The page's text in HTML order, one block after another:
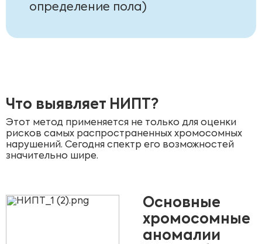
определение пола)
Что выявляет НИПТ?
Этот метод применяется не только для оценки
рисков самых распространенных хромосомных
нарушений. Сегодня спектр его возможностей
значительно шире.
Основные
хромосомные
аномалии